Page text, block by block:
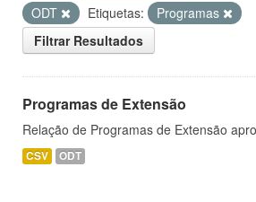
ODT
Etiquetas:
Programas
Filtrar Resultados
Programas de Extensão
Relação de Programas de Extensão
CSV ODT